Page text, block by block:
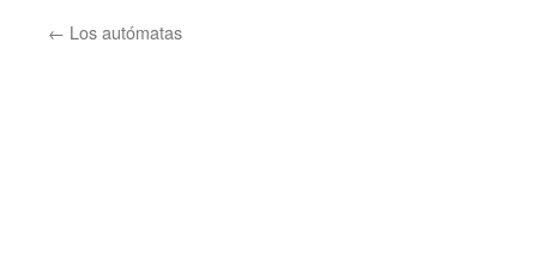
← Los autómatas